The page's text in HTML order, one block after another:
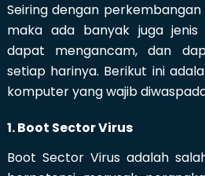
Seiring dengan
maka ada banyak juga
dapat mengancam, dan
setiap harinya. Berikut ini
komputer yang wajib
1. Boot Sector Virus
Boot Sector Virus adalah